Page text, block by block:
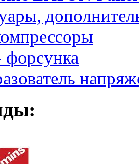
форсунка